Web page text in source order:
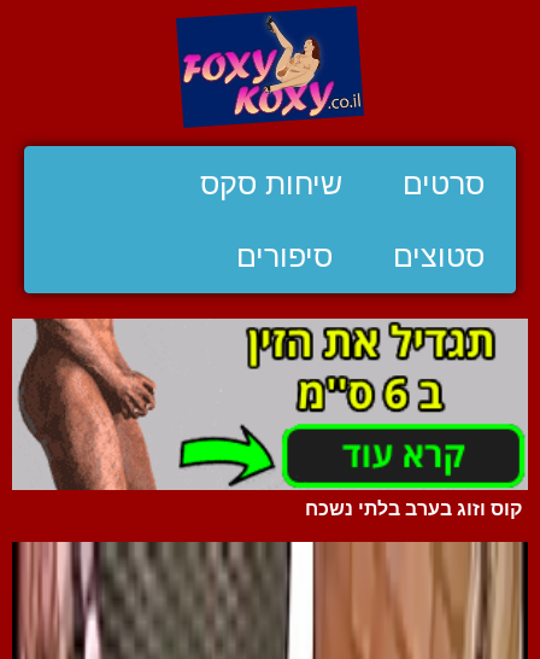
סרטים שיחות סקס
סטוצים סיפורים
קוס וזוג בערב בלתי נשכח